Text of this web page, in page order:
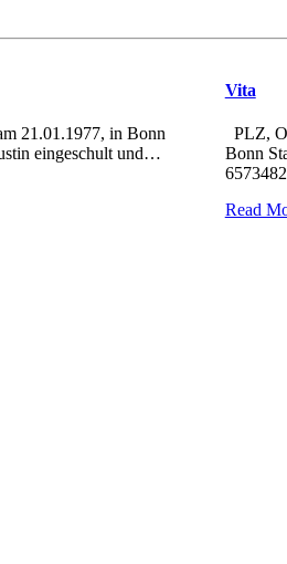
21.01.1977, in Bonn
eingeschult und…
Vita
PLZ,
Bonn
Read